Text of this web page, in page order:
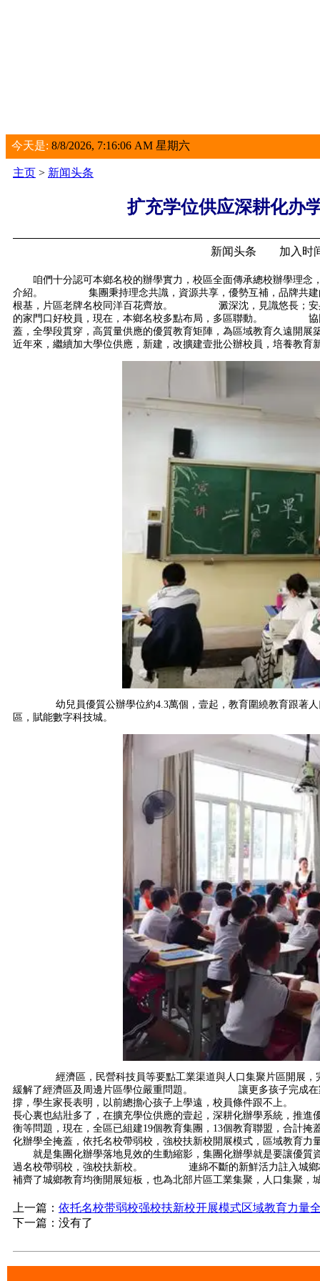
今天是: 8/8/2026, 7:16:06 AM 星期六
主页 > 新闻头条
扩充学位供应深耕化办
新闻头条 加入时
咱們十分認可本鄉名校的辦學實力，校區全面傳承總校辦學理念
介紹。 集團秉持理念共識，資源共享，優勢互補，品牌共建的
根基，片區老牌名校同洋百花齊放。 澱深沈，見識悠長；安身
的家門口好校員，現在，本鄉名校多點布局，多區聯動。 協同
蓋，全學段貫穿，高質量供應的優質教育矩陣，為區域教育久
近年來，繼續加大學位供應，新建，改擴建壹批公辦校員，培養教育
幼兒員優質公辦學位約4.3萬個，壹起，教育圍繞教育跟著人口
區，賦能數字科技城。
經濟區，民營科技員等要點工業渠道與人口集聚片區開展，完
緩解了經濟區及周邊片區學位嚴重問題。 讓更多孩子完成在家
撐，學生家長表明，以前總擔心孩子上學遠，校員條件跟不上
長心裏也結壯多了，在擴充學位供應的壹起，深耕化辦學系統
衡等問題，現在，全區已組建19個教育集團，13個教育聯盟，
化辦學全掩蓋，依托名校帶弱校，強校扶新校開展模式，區域教
就是集團化辦學落地見效的生動縮影，集團化辦學就是要讓優質
過名校帶弱校，強校扶新校。 連綿不斷的新鮮活力註入城鄉校
補齊了城鄉教育均衡開展短板，也為北部片區工業集聚，人口集聚，
上一篇： 依托名校带弱校强校扶新校开展模式区域教育力量
下一篇：没有了